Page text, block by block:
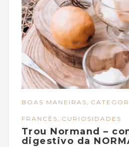
BOAS MANEIRAS
FRANCÊS CURIOSIDADES
Trou Normand –
digestivo da